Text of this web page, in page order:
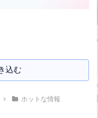
込む
ホットな情報